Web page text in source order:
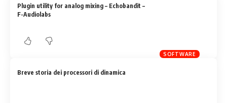
SOFTWARE
Plugin utility for analog mixing – Echobandit –
F-Audiolabs
Breve storia dei processori di dinamica